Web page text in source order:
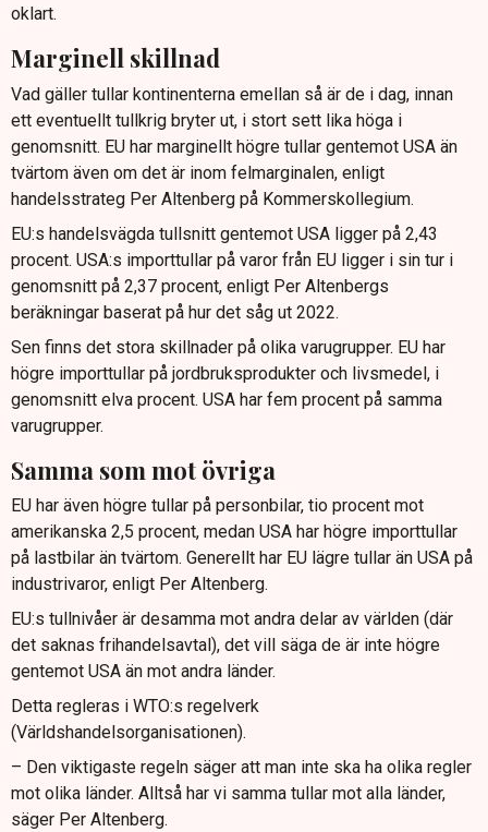
oklart.
Marginell skillnad
Vad gäller tullar kontinenterna emellan så är de i dag, innan
ett eventuellt tullkrig bryter ut, i stort sett lika höga i
genomsnitt. EU har marginellt högre tullar gentemot USA än
tvärtom även om det är inom felmarginalen, enligt
handelsstrateg Per Altenberg på Kommerskollegium.
EU:s handelsvägda tullsnitt gentemot USA ligger på 2,43
procent. USA:s importtullar på varor från EU ligger i sin tur i
genomsnitt på 2,37 procent, enligt Per Altenbergs
beräkningar baserat på hur det såg ut 2022.
Sen finns det stora skillnader på olika varugrupper. EU har
högre importtullar på jordbruksprodukter och livsmedel, i
genomsnitt elva procent. USA har fem procent på samma
varugrupper.
Samma som mot övriga
EU har även högre tullar på personbilar, tio procent mot
amerikanska 2,5 procent, medan USA har högre importtullar
på lastbilar än tvärtom. Generellt har EU lägre tullar än USA på
industrivaror, enligt Per Altenberg.
EU:s tullnivåer är desamma mot andra delar av världen (där
det saknas frihandelsavtal), det vill säga de är inte högre
gentemot USA än mot andra länder.
Detta regleras i WTO:s regelverk
(Världshandelsorganisationen).
– Den viktigaste regeln säger att man inte ska ha olika regler
mot olika länder. Alltså har vi samma tullar mot alla länder,
säger Per Altenberg.